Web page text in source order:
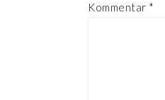
Kommentar *